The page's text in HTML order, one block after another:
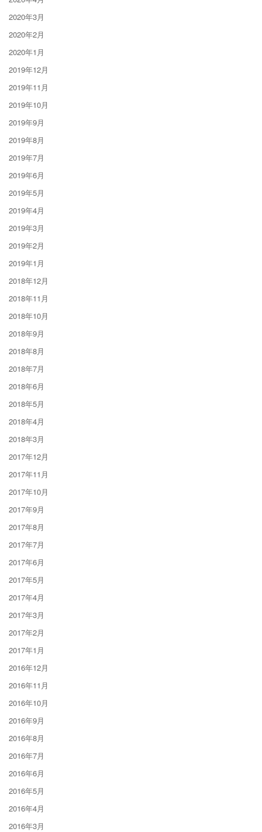
2020年3月
2020年2月
2020年1月
2019年12月
2019年11月
2019年10月
2019年9月
2019年8月
2019年7月
2019年6月
2019年5月
2019年4月
2019年3月
2019年2月
2019年1月
2018年12月
2018年11月
2018年10月
2018年9月
2018年8月
2018年7月
2018年6月
2018年5月
2018年4月
2018年3月
2017年12月
2017年11月
2017年10月
2017年9月
2017年8月
2017年7月
2017年6月
2017年5月
2017年4月
2017年3月
2017年2月
2017年1月
2016年12月
2016年11月
2016年10月
2016年9月
2016年8月
2016年7月
2016年6月
2016年5月
2016年4月
2016年3月